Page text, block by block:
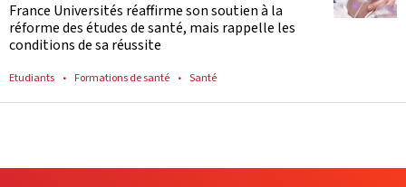
France Universités réaffirme son soutien à la
réforme des études de santé, mais rappelle les
conditions de sa réussite
Etudiants Formations de santé Santé